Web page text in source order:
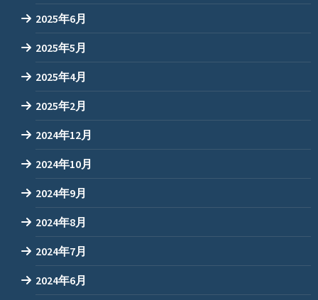
2025年6月
2025年5月
2025年4月
2025年2月
2024年12月
2024年10月
2024年9月
2024年8月
2024年7月
2024年6月